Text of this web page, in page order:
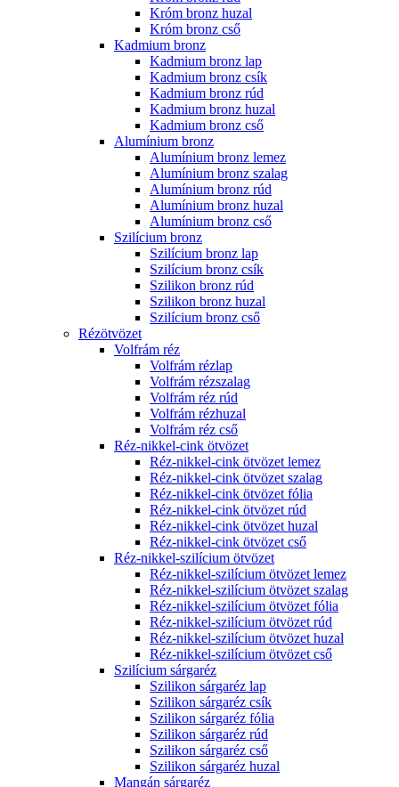
Króm bronz huzal
Króm bronz cső
Kadmium bronz
Kadmium bronz lap
Kadmium bronz csík
Kadmium bronz rúd
Kadmium bronz huzal
Kadmium bronz cső
Alumínium bronz
Alumínium bronz lemez
Alumínium bronz szalag
Alumínium bronz rúd
Alumínium bronz huzal
Alumínium bronz cső
Szilícium bronz
Szilícium bronz lap
Szilícium bronz csík
Szilikon bronz rúd
Szilikon bronz huzal
Szilícium bronz cső
Rézötvözet
Volfrám réz
Volfrám rézlap
Volfrám rézszalag
Volfrám réz rúd
Volfrám rézhuzal
Volfrám réz cső
Réz-nikkel-cink ötvözet
Réz-nikkel-cink ötvözet lemez
Réz-nikkel-cink ötvözet szalag
Réz-nikkel-cink ötvözet fólia
Réz-nikkel-cink ötvözet rúd
Réz-nikkel-cink ötvözet huzal
Réz-nikkel-cink ötvözet cső
Réz-nikkel-szilícium ötvözet
Réz-nikkel-szilícium ötvözet lemez
Réz-nikkel-szilícium ötvözet szalag
Réz-nikkel-szilícium ötvözet fólia
Réz-nikkel-szilícium ötvözet rúd
Réz-nikkel-szilícium ötvözet huzal
Réz-nikkel-szilícium ötvözet cső
Szilícium sárgaréz
Szilikon sárgaréz lap
Szilikon sárgaréz csík
Szilikon sárgaréz fólia
Szilikon sárgaréz rúd
Szilikon sárgaréz cső
Szilikon sárgaréz huzal
Mangán sárgaréz